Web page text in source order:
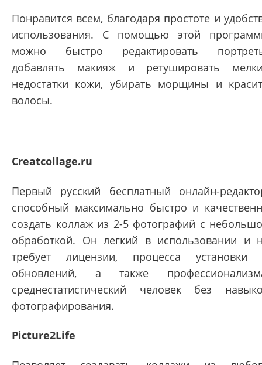
Понравится всем, благодаря простоте и
использования. С помощью этой
можно быстро редактировать
добавлять макияж и ретушировать
недостатки кожи, убирать морщины и
волосы.
Creatcollage.ru
Первый русский бесплатный онлайн-
способный максимально быстро и
создать коллаж из 2-5 фотографий с
обработкой. Он легкий в использовании и
требует лицензии, процесса установки
обновлений, а также
среднестатистический человек без
фотографирования.
Picture2Life